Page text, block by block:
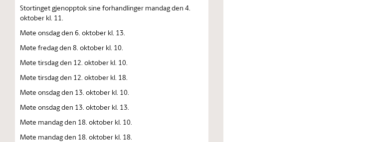
Stortinget gjenopptok sine forhandlinger mandag den 4.
oktober kl. 11.
Møte onsdag den 6. oktober kl. 13.
Møte fredag den 8. oktober kl. 10.
Møte tirsdag den 12. oktober kl. 10.
Møte tirsdag den 12. oktober kl. 18.
Møte onsdag den 13. oktober kl. 10.
Møte onsdag den 13. oktober kl. 13.
Møte mandag den 18. oktober kl. 10.
Møte mandag den 18. oktober kl. 18.